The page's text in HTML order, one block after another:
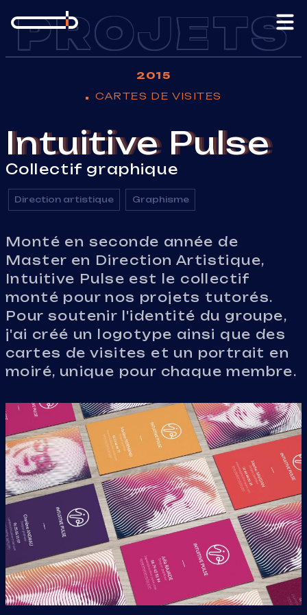
PROJETS
CARTES DE VISITES
2015
Intuitive Pulse
Collectif graphique
Direction artistique Graphisme
Monté en seconde année de
Master en Direction Artistique,
Intuitive Pulse est le collectif
monté pour nos projets tutorés.
Pour soutenir l'identité du groupe,
j'ai créé un logotype ainsi que des
cartes de visites et un portrait en
moiré, unique pour chaque membre.